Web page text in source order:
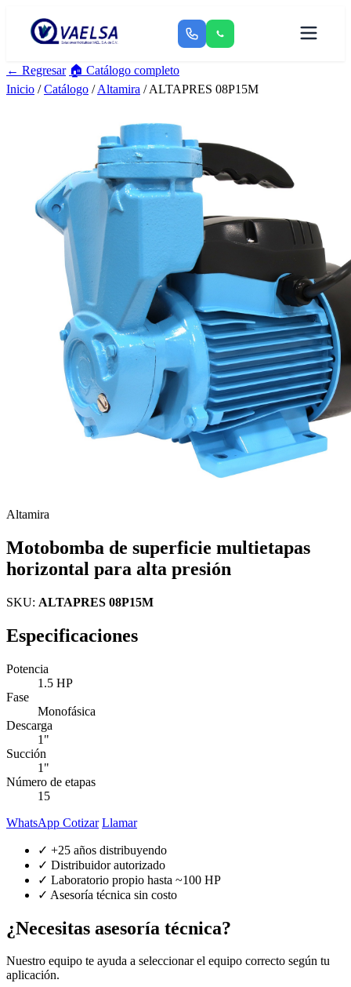
← Regresar 🏠 Catálogo completo
Inicio /Catálogo /Altamira / ALTAPRES 08P15M
Altamira
Motobomba de superficie multietapas
horizontal para alta presión
SKU: ALTAPRES 08P15M
Especificaciones
Potencia
1.5 HP
Fase
Monofásica
Descarga
1"
Succión
1"
Número de etapas
15
WhatsApp Cotizar Llamar
✓ +25 años distribuyendo
✓ Distribuidor autorizado
✓ Laboratorio propio hasta ~100 HP
✓ Asesoría técnica sin costo
¿Necesitas asesoría técnica?
Nuestro equipo te ayuda a seleccionar el equipo correcto según tu
aplicación.